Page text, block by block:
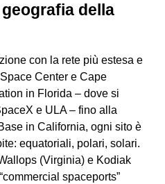
della
con la rete più estesa e
Center e Cape
in Florida – dove si
e ULA – fino alla
in California, ogni sito è
equatoriali, polari, solari.
(Virginia) e Kodiak
spaceports”